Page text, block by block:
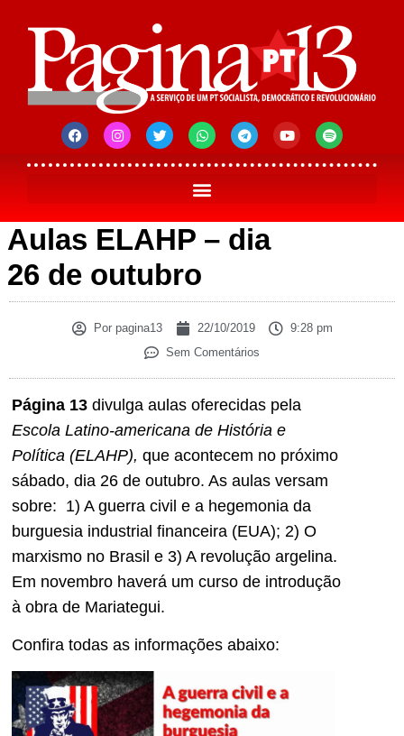
Aulas ELAHP – dia
26 de outubro
Porpagina13 22/10/2019
9:28 pm
Sem Comentários
Página 13 divulga aulas oferecidas pela
Escola Latino-americana de História e
Política (ELAHP), que acontecem no próximo
sábado, dia 26 de outubro. As aulas versam
sobre: 1) A guerra civil e a hegemonia da
burguesia industrial financeira (EUA); 2) O
marxismo no Brasil e 3) A revolução argelina.
Em novembro haverá um curso de introdução
à obra de Mariategui.
Confira todas as informações abaixo: